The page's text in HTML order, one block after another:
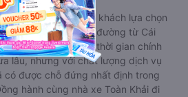
được đông đảo hành khách lựa chọn
chuyển trên tuyến đường từ Cái
6 - Sài Gòn. Dù thời gian chính
lâu, nhưng với chất lượng dịch vụ
có được chỗ đứng nhất định trong
hành cùng nhà xe Toàn Khải đi